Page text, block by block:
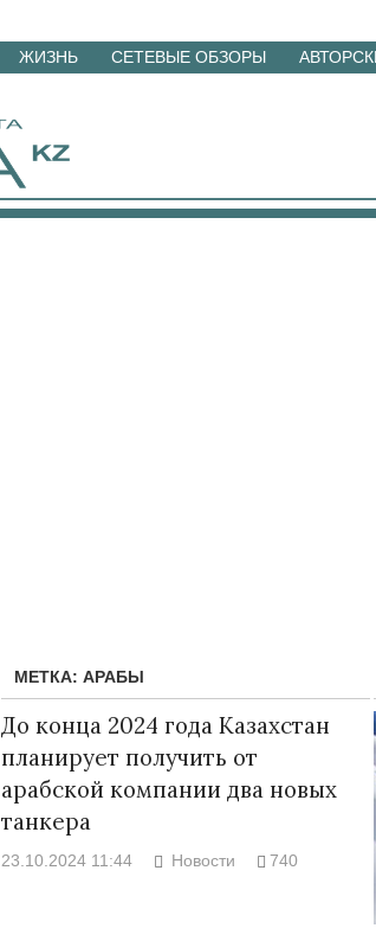
ЖИЗНЬ СЕТЕВЫЕ ОБЗОРЫ
МЕТКА:АРАБЫ
До конца 2024 года Казахстан
планирует получить от
арабской компании два новых
танкера
23.10.2024 11:44 Новости 740
Народ